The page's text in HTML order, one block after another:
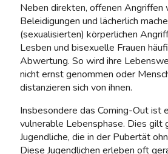
Neben direkten, offenen Angriffen
Beleidigungen und lächerlich
(sexualisierten) körperlichen
Lesben und bisexuelle Frauen
Abwertung. So wird ihre
nicht ernst genommen oder
distanzieren sich von ihnen.
Insbesondere das Coming-Out ist
vulnerable Lebensphase. Dies gilt
Jugendliche, die in der Pubertät
Diese Jugendlichen erleben oft